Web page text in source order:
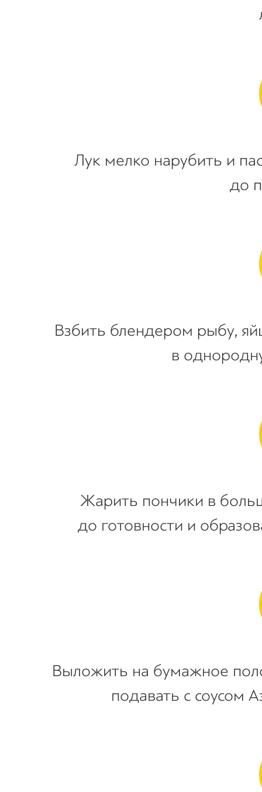
Лук мелко нарубить и
до
Взбить блендером рыбу,
в
Жарить пончики в
до готовности и
Выложить на бумажное
подавать с соусом